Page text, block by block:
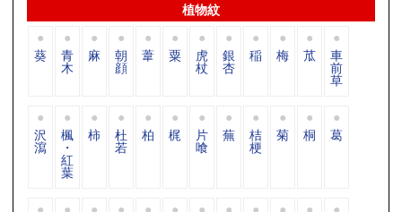
植物紋
葵 青
木
麻 朝
顔
葦 粟 虎
杖
銀
杏
稲 梅 苽 車
前
草
沢
瀉
楓
・
紅
葉
柿 杜
若
柏 梶 片
喰
蕪 桔
梗
菊 桐 葛